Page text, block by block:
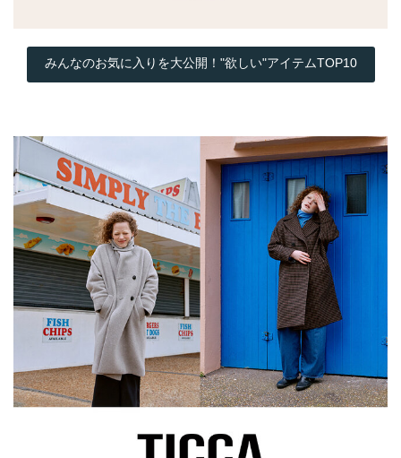
みんなのお気に入りを大公開！"欲しい"アイテムTOP10